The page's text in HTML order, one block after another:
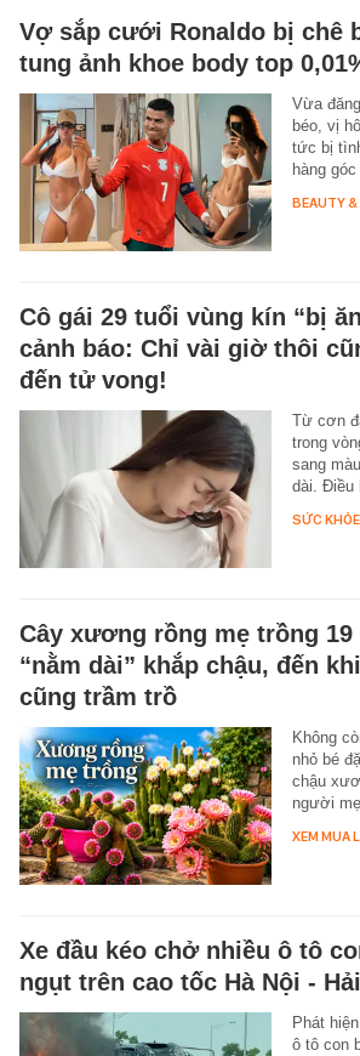
Vợ sắp cưới Ronaldo bị chê
tung ảnh khoe body top
Vừa
béo, vị
tức bị
hàng
BEAUTY &
Cô gái 29 tuổi vùng kín “bị
cảnh báo: Chỉ vài giờ thôi
đến tử vong!
Từ cơn
trong
sang
dài.
SỨC KHỎE
Cây xương rồng mẹ trồng
“nằm dài” khắp chậu, đến
cũng trầm trồ
Không
nhỏ bé
chậu
người
XEM MUA
Xe đầu kéo chở nhiều ô tô
ngụt trên cao tốc Hà Nội -
Phát
ô tô con